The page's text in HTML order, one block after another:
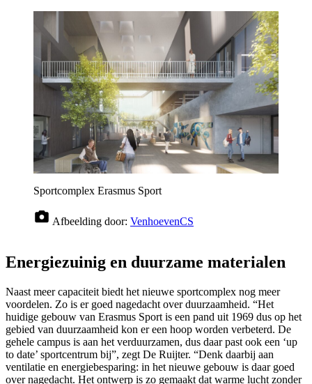
Sportcomplex Erasmus Sport
Afbeelding door: VenhoevenCS
Energiezuinig en duurzame materialen
Naast meer capaciteit biedt het nieuwe sportcomplex nog meer
voordelen. Zo is er goed nagedacht over duurzaamheid. “Het
huidige gebouw van Erasmus Sport is een pand uit 1969 dus op het
gebied van duurzaamheid kon er een hoop worden verbeterd. De
gehele campus is aan het verduurzamen, dus daar past ook een ‘up
to date’ sportcentrum bij”, zegt De Ruijter. “Denk daarbij aan
ventilatie en energiebesparing: in het nieuwe gebouw is daar goed
over nagedacht. Het ontwerp is zo gemaakt dat warme lucht zonder